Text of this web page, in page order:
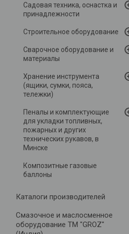
Садовая техника, оснастка и
принадлежности
Строительное оборудование
Сварочное оборудование и
материалы
Хранение инструмента
(ящики, сумки, пояса,
тележки)
Пеналы и комплектующие
для укладки топливных,
пожарных и других
технических рукавов, в
Минске
Композитные газовые
баллоны
Каталоги производителей
Cмазочное и маслосменное
оборудование ТМ "GROZ"